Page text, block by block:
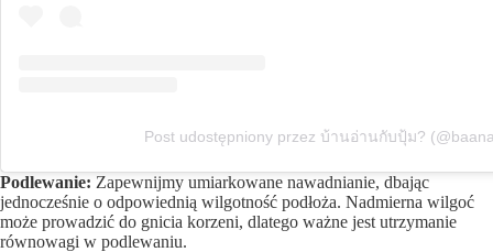
Post udostępniony przez บ้านอ่านกับปุ้ม?
Podlewanie: Zapewnijmy umiarkowane nawadnianie, dbając
jednocześnie o odpowiednią wilgotność podłoża. Nadmierna wilgoć
może prowadzić do gnicia korzeni, dlatego ważne jest utrzymanie
równowagi w podlewaniu.